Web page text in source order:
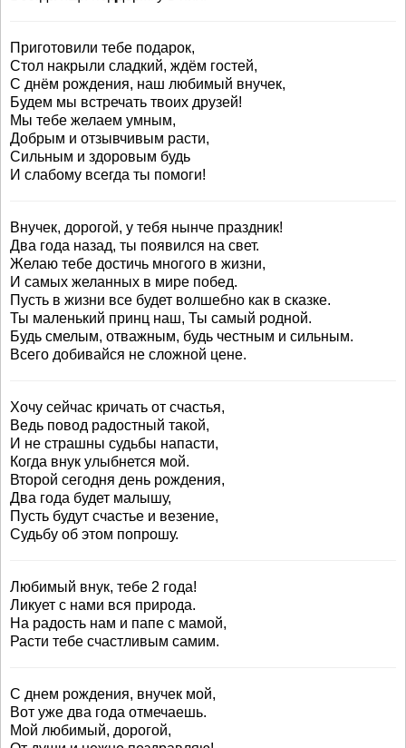
Приготовили тебе подарок,
Стол накрыли сладкий, ждём гостей,
С днём рождения, наш любимый внучек,
Будем мы встречать твоих друзей!
Мы тебе желаем умным,
Добрым и отзывчивым расти,
Сильным и здоровым будь
И слабому всегда ты помоги!
Внучек, дорогой, у тебя нынче праздник!
Два года назад, ты появился на свет.
Желаю тебе достичь многого в жизни,
И самых желанных в мире побед.
Пусть в жизни все будет волшебно как в сказке.
Ты маленький принц наш, Ты самый родной.
Будь смелым, отважным, будь честным и сильным.
Всего добивайся не сложной цене.
Хочу сейчас кричать от счастья,
Ведь повод радостный такой,
И не страшны судьбы напасти,
Когда внук улыбнется мой.
Второй сегодня день рождения,
Два года будет малышу,
Пусть будут счастье и везение,
Судьбу об этом попрошу.
Любимый внук, тебе 2 года!
Ликует с нами вся природа.
На радость нам и папе с мамой,
Расти тебе счастливым самим.
С днем рождения, внучек мой,
Вот уже два года отмечаешь.
Мой любимый, дорогой,